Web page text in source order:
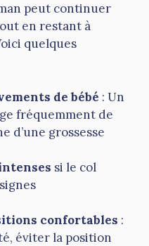
peut continuer
en restant à
quelques
de bébé : Un
fréquemment de
d’une grossesse
si le col
confortables :
éviter la position